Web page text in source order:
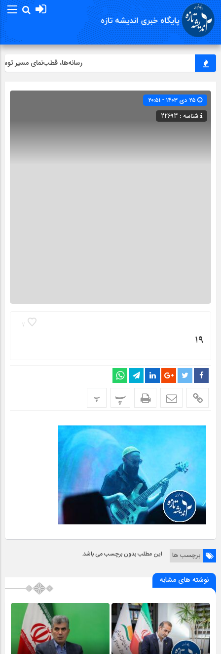
رسانه‌ها، قطب‌نمای مسیر
شناسه : 22693
7
19
پ پ
برچسب ها این مطلب بدون برچسب می باشد.
نوشته های مشابه